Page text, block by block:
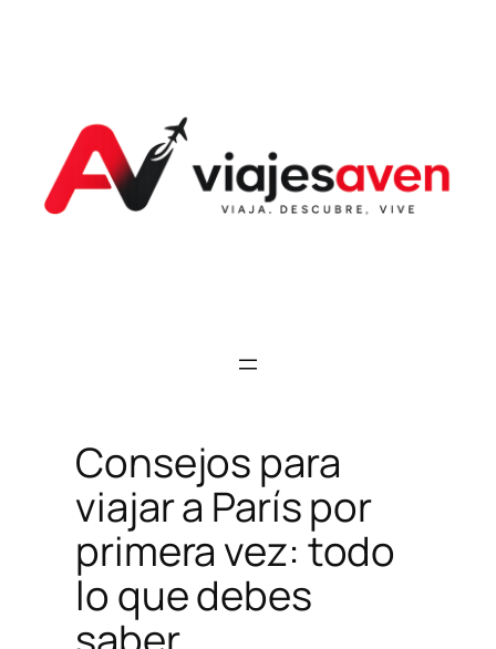
contenido
Consejos para
viajar a París por
primera vez: todo
lo que debes